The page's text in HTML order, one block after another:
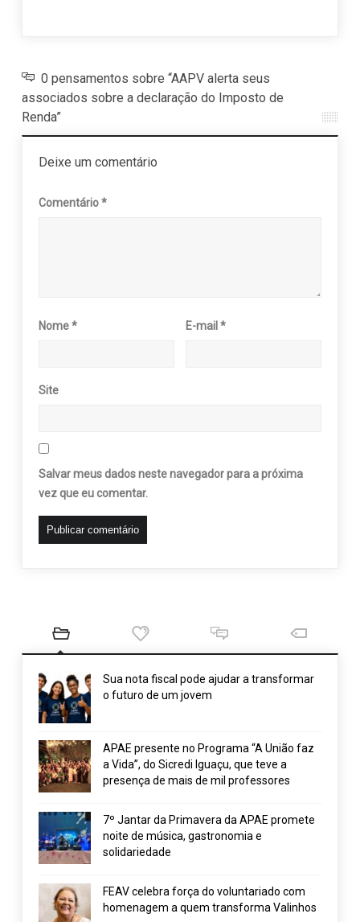
0 pensamentos sobre “AAPV alerta seus
associados sobre a declaração do Imposto de
Renda”
Deixe um comentário
Comentário*
Nome* E-mail*
Site
Salvar meus dados neste navegador para a próxima
vez que eu comentar.
Sua nota fiscal pode ajudar a transformar
o futuro de um jovem
APAE presente no Programa “A União faz
a Vida”, do Sicredi Iguaçu, que teve a
presença de mais de mil professores
7º Jantar da Primavera da APAE promete
noite de música, gastronomia e
solidariedade
FEAV celebra força do voluntariado com
homenagem a quem transforma Valinhos